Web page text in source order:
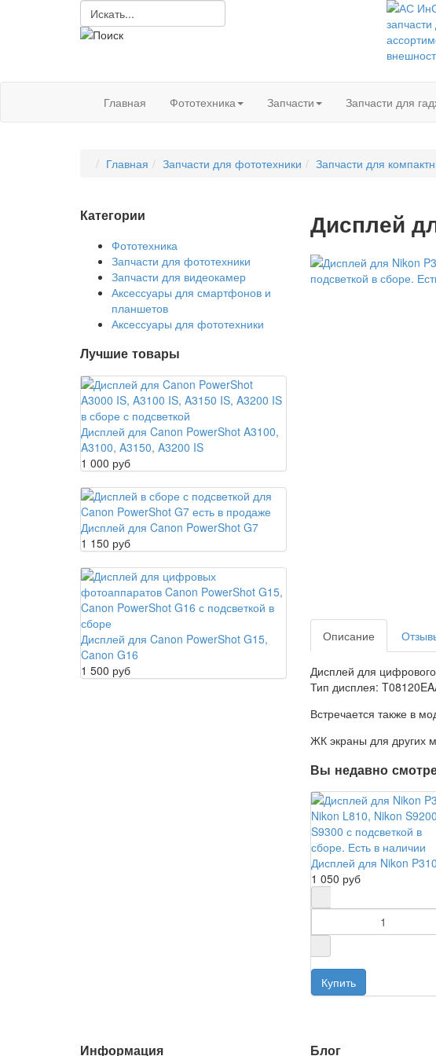
Главная
Фототехника Запчасти Запчасти для
Главная Запчасти для фототехники Запчасти для
Дисплей
Описание
Дисплей для
Тип дисплея:
Встречается также в
ЖК экраны для других
Вы недавно
Дисплей для Nikon P310
1 050 руб
Категории
Фототехника
Запчасти для фототехники
Запчасти для видеокамер
Аксессуары для смартфонов и
планшетов
Аксессуары для фототехники
Лучшие товары
Дисплей для Canon PowerShot A3100,
A3100, A3150, A3200 IS
1 000 руб
Дисплей для Canon PowerShot G7
1 150 руб
Дисплей для Canon PowerShot G15,
Canon G16
1 500 руб
Информация Блог